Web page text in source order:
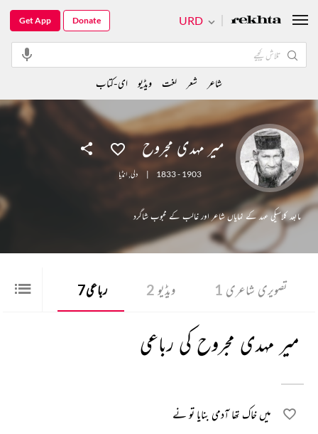
میر مہدی مجروح
1833 - 1903
| دلی,انڈیا
مابعد کلاسیکی عہد کے نمایاں شاعر اور غالب کے محبوب شاگرد
تصویری شاعری 1 ویڈیو 2 رباعی7 دیگر
میر مہدی مجروح کی رباعی
میں خاک تھا آدمی بنایا تو نے
URD
Get App Donate
شاعر شعر لغت ویڈیو ای-کتاب